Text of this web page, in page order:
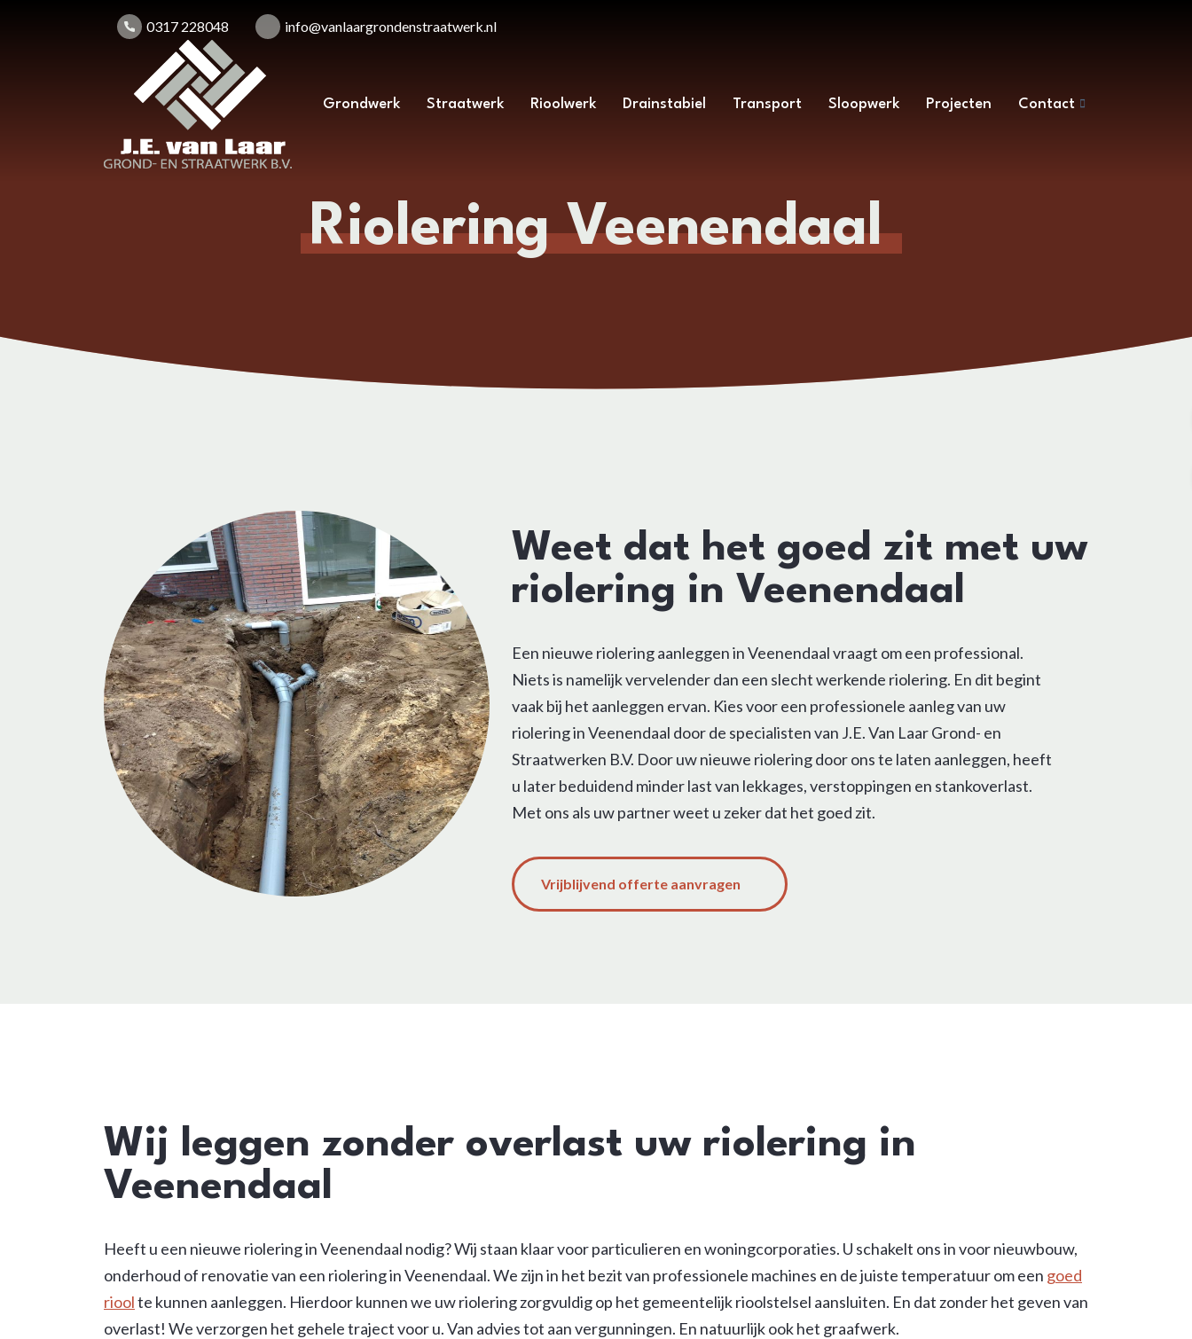
0317 228048 info@vanlaargrondenstraatwerk.nl
Grondwerk Straatwerk Rioolwerk Drainstabiel Transport Sloopwerk Projecten Contact
Riolering Veenendaal
Weet dat het goed zit met uw
riolering in Veenendaal
Een nieuwe riolering aanleggen in Veenendaal vraagt om een professional.
Niets is namelijk vervelender dan een slecht werkende riolering. En dit begint
vaak bij het aanleggen ervan. Kies voor een professionele aanleg van uw
riolering in Veenendaal door de specialisten van J.E. Van Laar Grond- en
Straatwerken B.V. Door uw nieuwe riolering door ons te laten aanleggen, heeft
u later beduidend minder last van lekkages, verstoppingen en stankoverlast.
Met ons als uw partner weet u zeker dat het goed zit.
Vrijblijvend offerte aanvragen
Wij leggen zonder overlast uw riolering in
Veenendaal
Heeft u een nieuwe riolering in Veenendaal nodig? Wij staan klaar voor particulieren en woningcorporaties. U schakelt ons in voor nieuwbouw,
onderhoud of renovatie van een riolering in Veenendaal. We zijn in het bezit van professionele machines en de juiste temperatuur om een goed
rioolte kunnen aanleggen. Hierdoor kunnen we uw riolering zorgvuldig op het gemeentelijk rioolstelsel aansluiten. En dat zonder het geven van
overlast! We verzorgen het gehele traject voor u. Van advies tot aan vergunningen. En natuurlijk ook het graafwerk.